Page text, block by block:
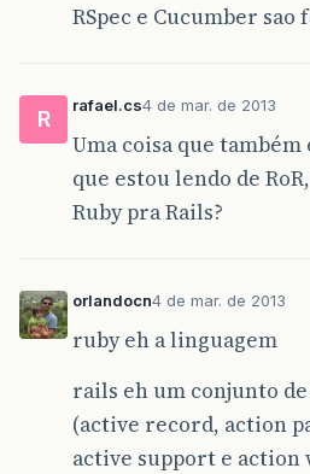
RSpec e Cucumber
R
rafael.cs4 de mar. de 2013
Uma coisa que
que estou lendo de
Ruby pra Rails?
orlandocn4 de mar. de 2013
ruby eh a linguagem
rails eh um conjunto
(active record, action
active support e action